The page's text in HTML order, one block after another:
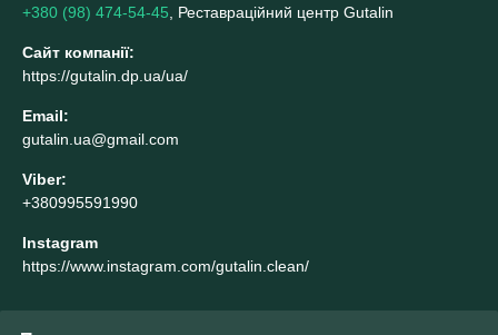
+380 (98) 474-54-45 , Реставраційний центр Gutalin
Сайт компанії:
https://gutalin.dp.ua/ua/
Email:
gutalin.ua@gmail.com
Viber:
+380995591990
Instagram
https://www.instagram.com/gutalin.clean/